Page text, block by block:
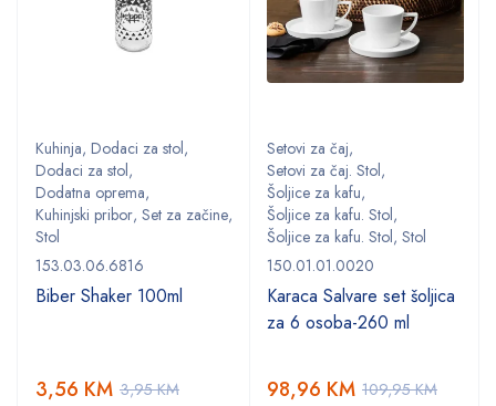
Kuhinja, Dodaci za stol,
Dodaci za stol,
Dodatna oprema,
Kuhinjski pribor, Set za začine,
Stol
153.03.06.6816
Biber Shaker 100ml
3,95KM
3,56 KM
Setovi za čaj,
Setovi za čaj. Stol,
Šoljice za kafu,
Šoljice za kafu. Stol,
Šoljice za kafu. Stol, Stol
150.01.01.0020
Karaca Salvare set šoljica
za 6 osoba-260 ml
109,95KM
98,96 KM